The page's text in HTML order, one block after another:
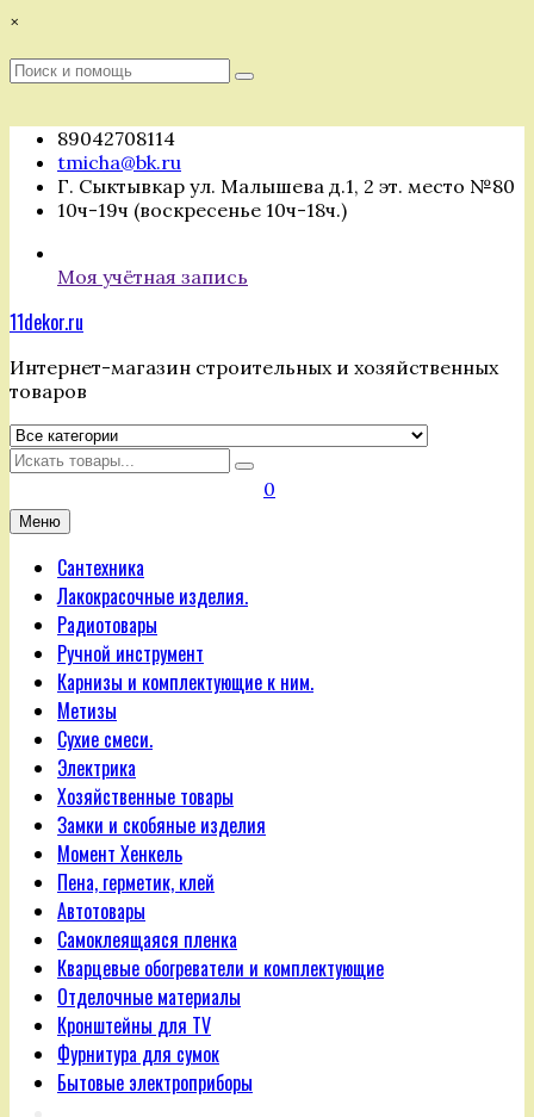
Перейти
содержимому
×
Поиск
Поиск
89042708114
tmicha@bk.ru
Г. Сыктывкар ул. Малышева д.1, 2 эт. место №80
10ч-19ч (воскресенье 10ч-18ч.)
Моя учётная запись
11dekor.ru
Интернет-магазин строительных и хозяйственных
товаров
Искать
0
Меню
Сантехника
Лакокрасочные изделия.
Радиотовары
Ручной инструмент
Карнизы и комплектующие к ним.
Метизы
Сухие смеси.
Электрика
Хозяйственные товары
Замки и скобяные изделия
Момент Хенкель
Пена, герметик, клей
Автотовары
Самоклеящаяся пленка
Кварцевые обогреватели и комплектующие
Отделочные материалы
Кронштейны для TV
Фурнитура для сумок
Бытовые электроприборы